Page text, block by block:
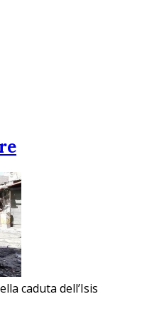
caduta dell’Isis